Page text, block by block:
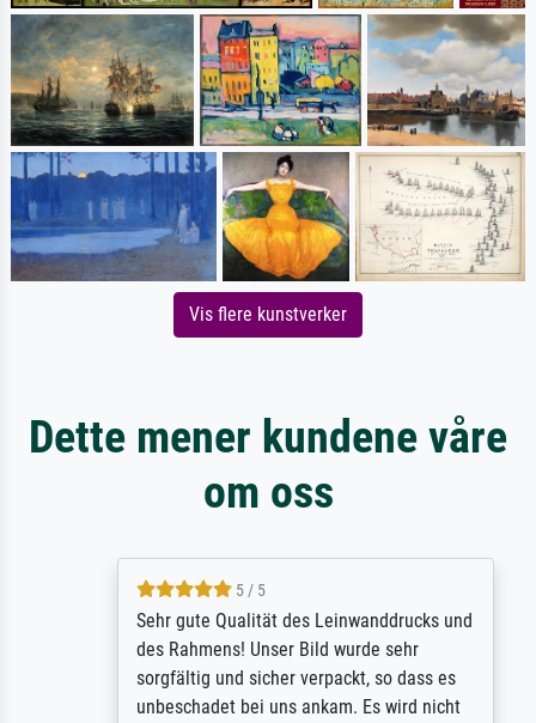
Vis flere kunstverker
Dette mener kundene våre
om oss
5 / 5
Sehr gute Qualität des Leinwanddrucks und
des Rahmens! Unser Bild wurde sehr
sorgfältig und sicher verpackt, so dass es
unbeschadet bei uns ankam. Es wird nicht